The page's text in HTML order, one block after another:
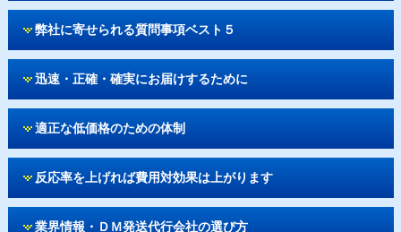
弊社に寄せられる質問事項ベスト５
迅速・正確・確実にお届けするために
適正な低価格のための体制
反応率を上げれば費用対効果は上がります
業界情報・ＤＭ発送代行会社の選び方